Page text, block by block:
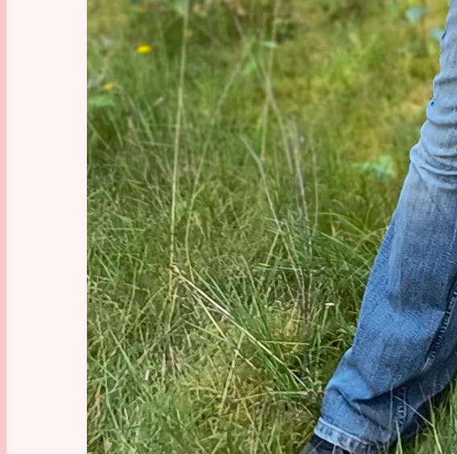
1:17 Wozu
2:20 Unterschied
4:25 Shapedatei-
5:58 Relevante
9:15 Layerstil: Punkte
9:47 Erklärung zu
10:49
11:14 Blick in die
11:36
Der
Vektordaten
Bilder, wie z.B. jpg,
super für Fotos oder
Farbabstufungen.
vor. Aber leider kann